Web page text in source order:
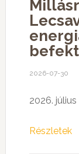
2026-07-30
2026.
Részletek